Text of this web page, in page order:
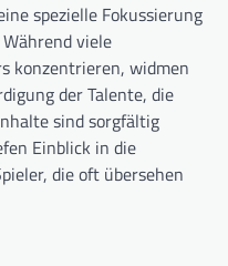
spezielle Fokussierung
viele
konzentrieren, widmen
der Talente, die
sind sorgfältig
Einblick in die
die oft übersehen